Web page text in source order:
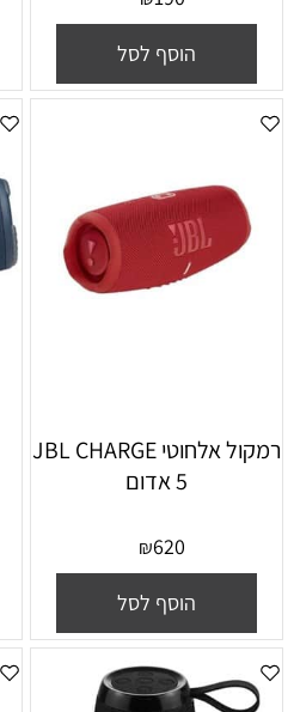
הוסף לסל
רמקול אלחוטי JBL CHARGE
5 אדום
₪620
הוסף לסל